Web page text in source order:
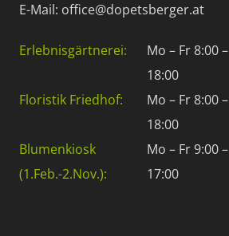
E-Mail: office@dopetsberger.at
Erlebnisgärtnerei:
Mo – Fr 8:00 –
18:00
Floristik Friedhof:
Mo – Fr 8:00 –
18:00
Blumenkiosk
(1.Feb.-2.Nov.):
Mo – Fr 9:00 –
17:00